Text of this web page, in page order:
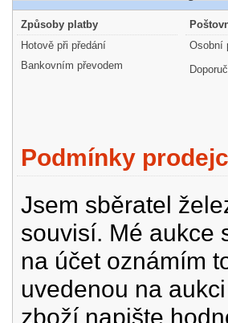
Způsoby platby
Hotově při předání
Bankovním převodem
Osobní
Podmínky
Jsem sběratel
souvisí. Mé aukce
na účet oznámím
uvedenou na
zboží napište